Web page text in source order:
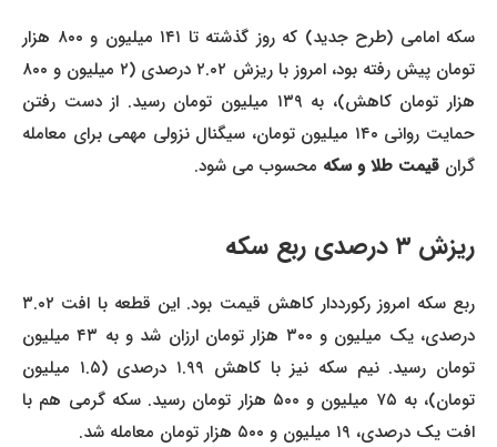
سکه امامی (طرح جدید) که روز گذشته تا ۱۴۱ میلیون و ۸۰۰ هزار
تومان پیش رفته بود، امروز با ریزش ۲.۰۲ درصدی (۲ میلیون و ۸۰۰
هزار تومان کاهش)، به ۱۳۹ میلیون تومان رسید. از دست رفتن
حمایت روانی ۱۴۰ میلیون تومان، سیگنال نزولی مهمی برای معامله
گرانقیمت طلا و سکهمحسوب می شود.
ریزش ۳ درصدی ربع سکه
ربع سکه امروز رکورددار کاهش قیمت بود. این قطعه با افت ۳.۰۲
درصدی، یک میلیون و ۳۰۰ هزار تومان ارزان شد و به ۴۳ میلیون
تومان رسید. نیم سکه نیز با کاهش ۱.۹۹ درصدی (۱.۵ میلیون
تومان)، به ۷۵ میلیون و ۵۰۰ هزار تومان رسید. سکه گرمی هم با
افت یک درصدی، ۱۹ میلیون و ۵۰۰ هزار تومان معامله شد.